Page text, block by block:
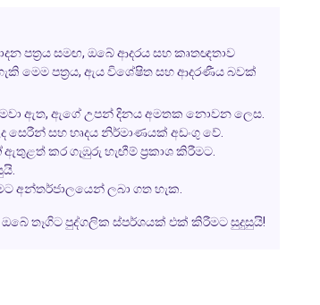
පත‍්‍රය සමඟ, ඔබේ ආදරය සහ කෘතඥතාව
මෙම පත‍්‍රය, ඇය විශේෂිත සහ ආදරණීය බවක්
ඇත, ඇගේ උපන් දිනය අමතක නොවන ලෙස.
සහ හෘදය නිර්මාණයක් අඩංගු වේ.
ඇතුළත් කර ගැඹුරු හැඟීම් ප්‍රකාශ කිරීමට.
අන්තර්ජාලයෙන් ලබා ගත හැක.
තෑගිට පුද්ගලික ස්පර්ශයක් එක් කිරීමට සුදුසුයි!